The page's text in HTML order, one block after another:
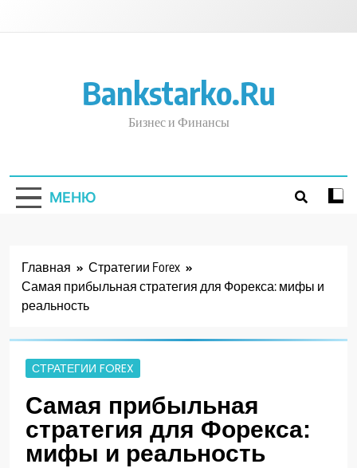
Bankstarko.ru
Бизнес и Финансы
МЕНЮ
Главная
Стратегии Forex
Самая прибыльная стратегия для Форекса: мифы и
реальность
СТРАТЕГИИ FOREX
Самая прибыльная
стратегия для Форекса:
мифы и реальность